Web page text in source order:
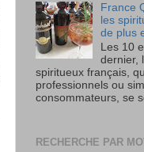
France
les
de plus
Les 10
dernier,
spiritueux français,
professionnels ou
consommateurs, se
RECHERCHE PAR